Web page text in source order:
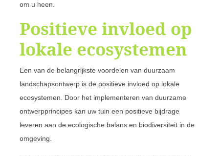
om u heen.
Positieve invloed op
lokale ecosystemen
Een van de belangrijkste voordelen van duurzaam
landschapsontwerp is de positieve invloed op lokale
ecosystemen. Door het implementeren van duurzame
ontwerpprincipes kan uw tuin een positieve bijdrage
leveren aan de ecologische balans en biodiversiteit in de
omgeving.